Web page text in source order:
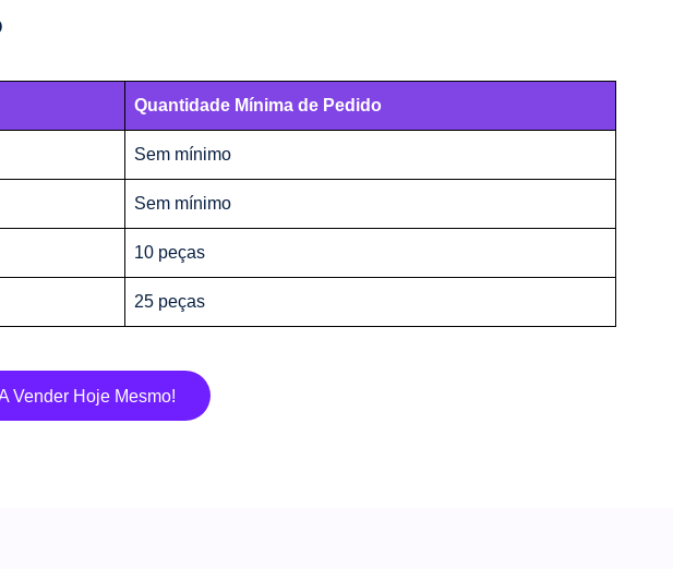
Quantidade Mínima de Pedido
Sem mínimo
Sem mínimo
10 peças
25 peças
Vender Hoje Mesmo!